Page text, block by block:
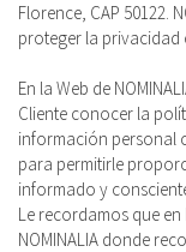
Florence, CAP 50122.
proteger la privacidad
En la Web de
Cliente conocer la
información personal
para permitirle
informado y
Le recordamos que
NOMINALIA donde